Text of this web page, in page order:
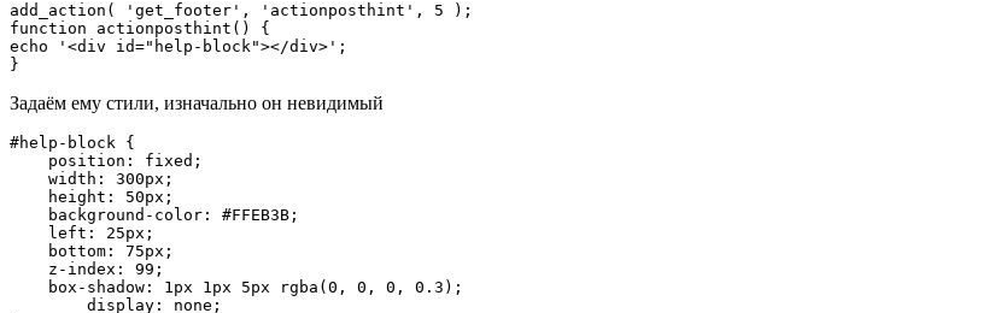
add_action( 'get_footer', 'actionposthint', 5 );
function actionposthint() {
echo '<div id="help-block"></div>';
}
Задаём ему стили, изначально он невидимый
#help-block {
    position: fixed;
    width: 300px;
    height: 50px;
    background-color: #FFEB3B;
    left: 25px;
    bottom: 75px;
    z-index: 99;
    box-shadow: 1px 1px 5px rgba(0, 0, 0, 0.3);